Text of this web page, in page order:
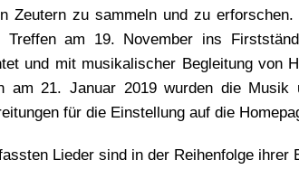
Zeutern zu sammeln und zu
Treffen am 19. November ins
und mit musikalischer Begleitung von
am 21. Januar 2019 wurden die
für die Einstellung auf die
Lieder sind in der Reihenfolge ihrer